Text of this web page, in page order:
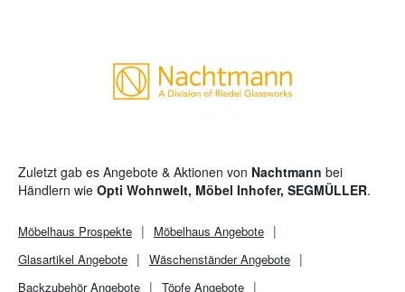
Zuletzt gab es Angebote & Aktionen von Nachtmann bei
Händlern wie Opti Wohnwelt, Möbel Inhofer, SEGMÜLLER.
Möbelhaus Prospekte Möbelhaus Angebote
Glasartikel Angebote
Wäschenständer Angebote
Backzubehör Angebote
Töpfe Angebote